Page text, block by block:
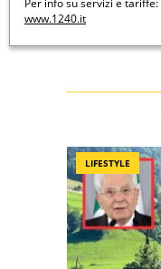
Per info su servizi e tariffe:
www.1240.it
LIFESTYLE